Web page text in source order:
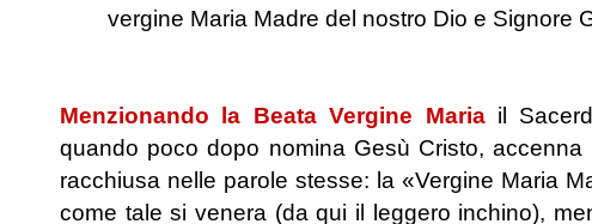
vergine Maria Madre del nostro Dio e Signore
Menzionando la Beata Vergine Mariail
quando poco dopo nomina Gesù Cristo,
racchiusa nelle parole stesse: la «Vergine Maria
come tale si venera (da qui il leggero inchino),